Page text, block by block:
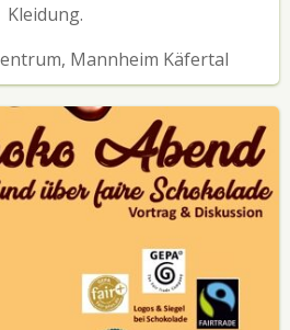
Kleidung.
Mannheim Käfertal